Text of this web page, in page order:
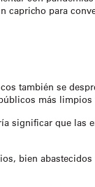
capricho para
también se
más
significar que las
bien